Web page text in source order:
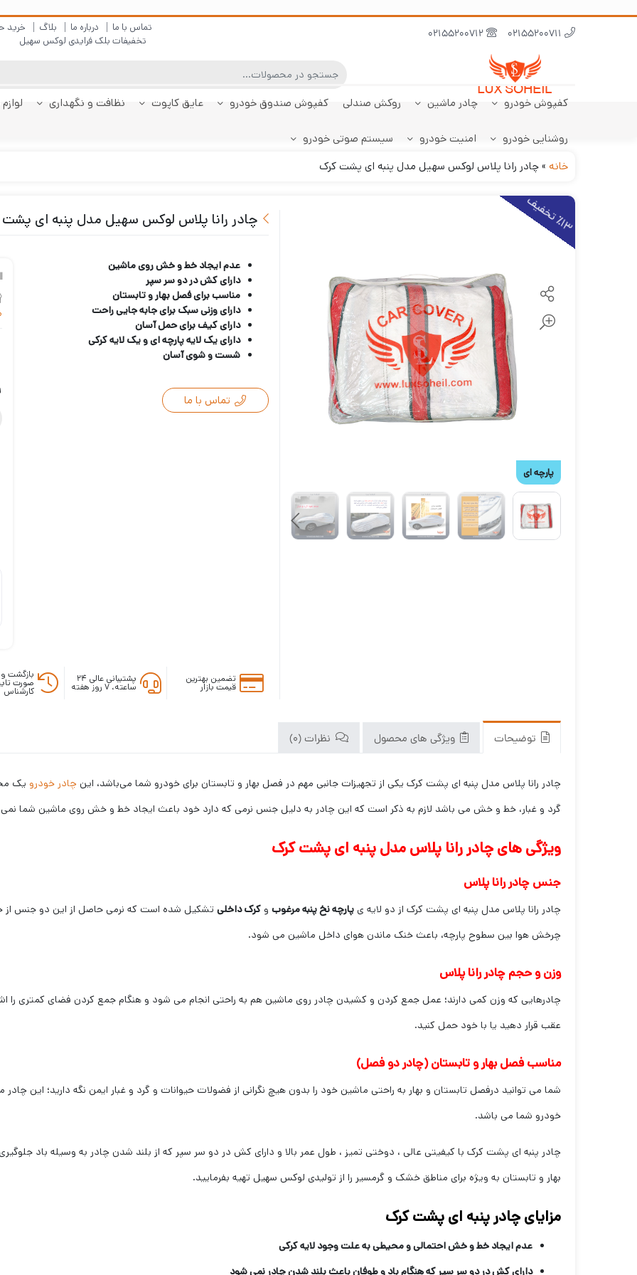
تماس با ما درباره ما بلاگ خرید
تخفیفات بلک فرایدی لوکس سهیل
کفپوش خودرو
کفپوش پژو 206
هاچبک
چادر ماشین
چادر تارا چادر دنا
روکش صندلی کفپوش صندوق خودرو
کفپوش صندوق تارا کفپوش صندوق دنا
عایق کاپوت نظافت و نگهداری
ابر نانو پولیش بدنه
سنسور دنده عقب
خودرو
روشنایی خودرو امنیت خودرو سیستم صوتی خودرو
خانه »چادر رانا پلاس لوکس سهیل مدل پنبه ای پشت کرک
٪1
3
ت
خ
ف
یف
پارچه ای
چادر رانا پلاس لوکس سهیل مدل پنبه ای
عدم ایجاد خط و خش روی ماشین
دارای کش در دو سر سپر
مناسب برای فصل بهار و تابستان
دارای وزنی سبک برای جابه جایی راحت
دارای کیف برای حمل آسان
دارای یک لایه پارچه ای و یک لایه کرکی
شست و شوی آسان
تماس با ما
تضمین بهترین
قیمت بازار
پشتیبانی عالی ۲۴
ساعته، ۷ روز هفته
بازگشت
صورت
کارشناس
توضیحات ویژگی های محصول نظرات (0)
چادر رانا پلاس مدل پنبه ای پشت کرک یکی از تجهیزات جانبی مهم در فصل بهار و تابستان برای خودرو شما می‌باشد، این چادر خودرو یک
گرد و غبار، خط و خش می باشد لازم به ذکر است که این چادر به دلیل جنس نرمی که دارد خود باعث ایجاد خط و خش روی ماشین شما نمی
ویژگی های چادر رانا پلاس مدل پنبه ای پشت کرک
جنس چادر رانا پلاس
چادر رانا پلاس مدل پنبه ای پشت کرک از دو لایه ی پارچه نخ پنبه مرغوب و کرک داخلی تشکیل شده است که نرمی حاصل از این دو جنس از
چرخش هوا بین سطوح پارچه، باعث خنک ماندن هوای داخل ماشین می شود.
وزن و حجم چادر رانا پلاس
چادرهایی که وزن کمی دارند؛ عمل جمع کردن و کشیدن چادر روی ماشین هم به راحتی انجام می شود و هنگام جمع کردن فضای کمتری را
عقب قرار دهید یا با خود حمل کنید.
مناسب فصل بهار و تابستان (چادر دو فصل)
شما می توانید درفصل تابستان و بهار به راحتی ماشین خود را بدون هیچ نگرانی از فضولات حیوانات و گرد و غبار ایمن نگه دارید؛ این
خودرو شما می باشد.
چادر پنبه ای پشت کرک با کیفیتی عالی ، دوختی تمیز ، طول عمر بالا و دارای کش در دو سر سپر که از بلند شدن چادر به وسیله باد
بهار و تابستان به ویژه برای مناطق خشک و گرمسیر را از تولیدی لوکس سهیل تهیه بفرمایید.
مزایای چادر پنبه ای پشت کرک
عدم ایجاد خط و خش احتمالی و محیطی به علت وجود لایه کرکی
دارای کش در دو سر سپر که هنگام باد و طوفان باعث بلند شدن چادر نمی شود